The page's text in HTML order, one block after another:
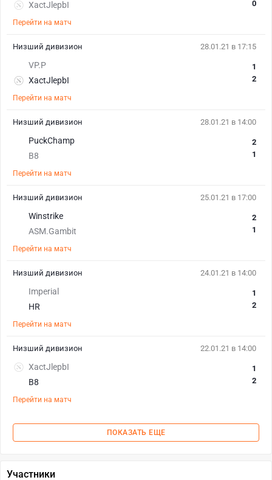
XactJlepbI 0
Перейти на матч
28.01.21 в 17:15
VP.P
XactJlepbI
1
2
Перейти на матч
Низший дивизион
28.01.21 в 14:00
PuckChamp
B8
2
1
Перейти на матч
Низший дивизион
25.01.21 в 17:00
Winstrike
ASM.Gambit
2
1
Перейти на матч
Низший дивизион
24.01.21 в 14:00
Imperial
HR
1
2
Перейти на матч
Низший дивизион
22.01.21 в 14:00
XactJlepbI
B8
1
2
Перейти на матч
Низший дивизион
ПОКАЗАТЬ ЕЩЕ
Участники